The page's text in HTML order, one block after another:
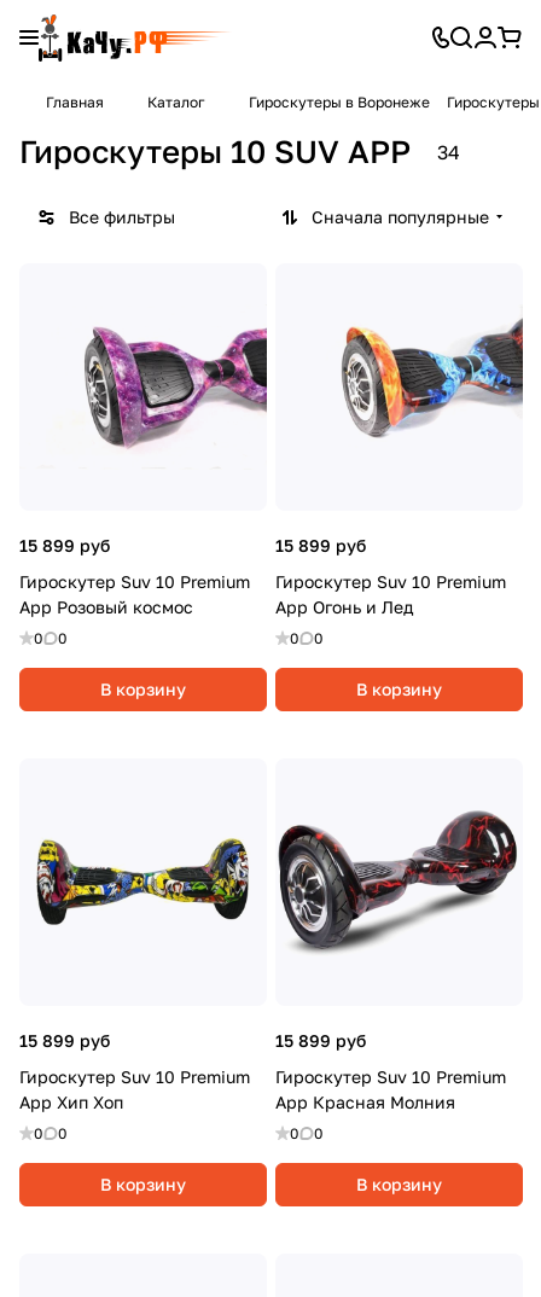
Главная Каталог Гироскутеры в Воронеже
Гироскутеры 10 SUV APP 34
Все фильтры Сначала популярные
15 899 руб
Гироскутер Suv 10 Premium
App Розовый космос
0 0
В корзину
15 899 руб
Гироскутер Suv 10 Premium
App Огонь и Лед
0 0
В корзину
15 899 руб
Гироскутер Suv 10 Premium
App Хип Хоп
0 0
В корзину
15 899 руб
Гироскутер Suv 10 Premium
App Красная Молния
0 0
В корзину